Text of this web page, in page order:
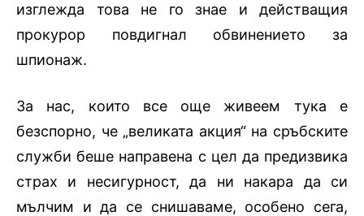
изглежда това не го знае и действащия
прокурор повдигнал обвинението за
шпионаж.
За нас, които все още живеем тука е
безспорно, че „великата акция“ на сръбските
служби беше направена с цел да предизвика
страх и несигурност, да ни накара да си
мълчим и да се снишаваме, особено сега,